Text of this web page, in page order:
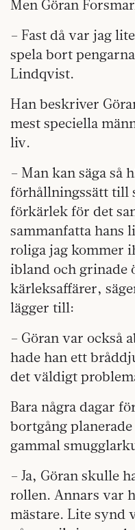
Men Göran
– Fast då var jag
spela bort
Lindqvist.
Han beskriver
mest speciella
liv.
– Man kan säga så
förhållningssätt till
förkärlek för det
sammanfatta hans
roliga jag kommer
ibland och grinade
kärleksaffärer,
lägger till:
– Göran var också
hade han ett
det väldigt
Bara några dagar
bortgång
gammal
– Ja, Göran skulle
rollen. Annars var
mästare. Lite synd